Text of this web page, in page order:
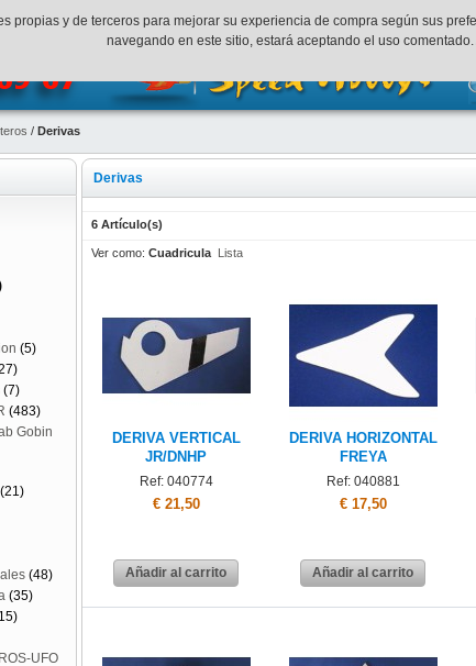
Mi cuenta Finalizar Compra Acceder
/ Derivas
Derivas
6 Artículo(s)
Ver como: Cuadricula Lista
DERIVA VERTICAL
JR/DNHP
Ref: 040774
€ 21,50
Añadir al carrito
DERIVA HORIZONTAL
FREYA
Ref: 040881
€ 17,50
Añadir al carrito
(5)
(7)
(483)
Gobin
(21)
(48)
(35)
UFO
propias y de terceros para mejorar su experiencia de compra según sus
navegando en este sitio, estará aceptando el uso comentado.